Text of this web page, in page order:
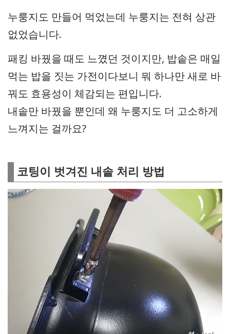
누룽지도 만들어 먹었는데 누룽지는 전혀 상관
없었습니다.
패킹 바꿨을 때도 느꼈던 것이지만, 밥솥은 매일
먹는 밥을 짓는 가전이다보니 뭐 하나만 새로 바
꿔도 효용성이 체감되는 편입니다.
내솥만 바꿨을 뿐인데 왜 누룽지도 더 고소하게
느껴지는 걸까요?
코팅이 벗겨진 내솥 처리 방법